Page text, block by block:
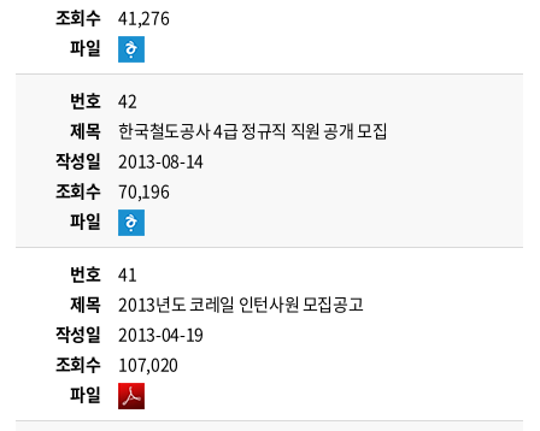
조회수
41,276
파일
번호
42
제목
한국철도공사 4급 정규직 직원 공개 모집
작성일
2013-08-14
조회수
70,196
파일
번호
41
제목
2013년도 코레일 인턴사원 모집공고
작성일
2013-04-19
조회수
107,020
파일